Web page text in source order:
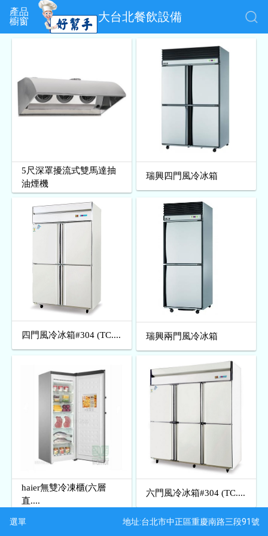
產品
櫥窗
大台北餐飲設備
選單 地址:台北市中正區重慶南路三段91號
5尺深罩擾流式雙馬達抽
油煙機
瑞興四門風冷冰箱
四門風冷冰箱#304 (TC.... 瑞興兩門風冷冰箱
haier無雙冷凍櫃(六層
直....
六門風冷冰箱#304 (TC....